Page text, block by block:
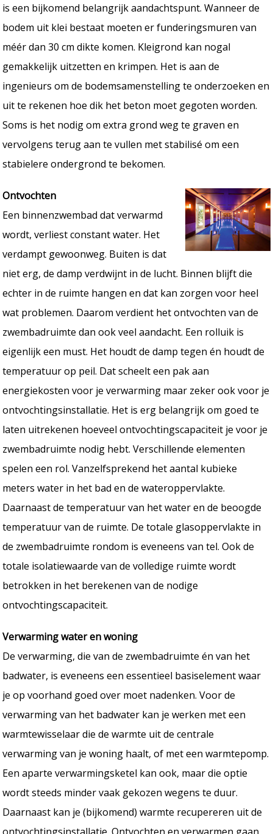
is een bijkomend belangrijk aandachtspunt. Wanneer de
bodem uit klei bestaat moeten er funderingsmuren van
méér dan 30 cm dikte komen. Kleigrond kan nogal
gemakkelijk uitzetten en krimpen. Het is aan de
ingenieurs om de bodemsamenstelling te onderzoeken en
uit te rekenen hoe dik het beton moet gegoten worden.
Soms is het nodig om extra grond weg te graven en
vervolgens terug aan te vullen met stabilisé om een
stabielere ondergrond te bekomen.
Ontvochten
Een binnenzwembad dat verwarmd
wordt, verliest constant water. Het
verdampt gewoonweg. Buiten is dat
niet erg, de damp verdwijnt in de lucht. Binnen blijft die
echter in de ruimte hangen en dat kan zorgen voor heel
wat problemen. Daarom verdient het ontvochten van de
zwembadruimte dan ook veel aandacht. Een rolluik is
eigenlijk een must. Het houdt de damp tegen én houdt de
temperatuur op peil. Dat scheelt een pak aan
energiekosten voor je verwarming maar zeker ook voor je
ontvochtingsinstallatie. Het is erg belangrijk om goed te
laten uitrekenen hoeveel ontvochtingscapaciteit je voor je
zwembadruimte nodig hebt. Verschillende elementen
spelen een rol. Vanzelfsprekend het aantal kubieke
meters water in het bad en de wateroppervlakte.
Daarnaast de temperatuur van het water en de beoogde
temperatuur van de ruimte. De totale glasoppervlakte in
de zwembadruimte rondom is eveneens van tel. Ook de
totale isolatiewaarde van de volledige ruimte wordt
betrokken in het berekenen van de nodige
ontvochtingscapaciteit.
Verwarming water en woning
De verwarming, die van de zwembadruimte én van het
badwater, is eveneens een essentieel basiselement waar
je op voorhand goed over moet nadenken. Voor de
verwarming van het badwater kan je werken met een
warmtewisselaar die de warmte uit de centrale
verwarming van je woning haalt, of met een warmtepomp.
Een aparte verwarmingsketel kan ook, maar die optie
wordt steeds minder vaak gekozen wegens te duur.
Daarnaast kan je (bijkomend) warmte recupereren uit de